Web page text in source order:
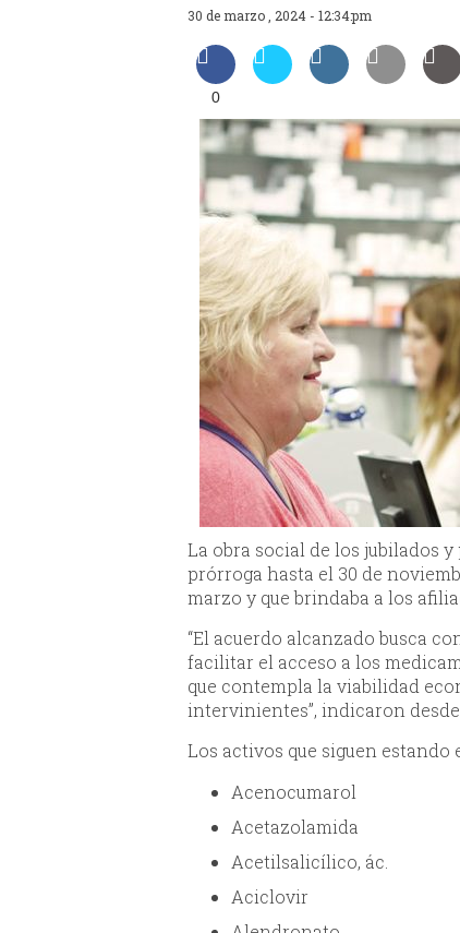
30 de marzo , 2024 - 12:34:pm
0
La obra social de los jubilados
prórroga hasta el 30 de
marzo y que brindaba a los
“El acuerdo alcanzado busca
facilitar el acceso a los
que contempla la viabilidad
intervinientes”, indicaron
Los activos que siguen estando
Acenocumarol
Acetazolamida
Acetilsalicílico, ác.
Aciclovir